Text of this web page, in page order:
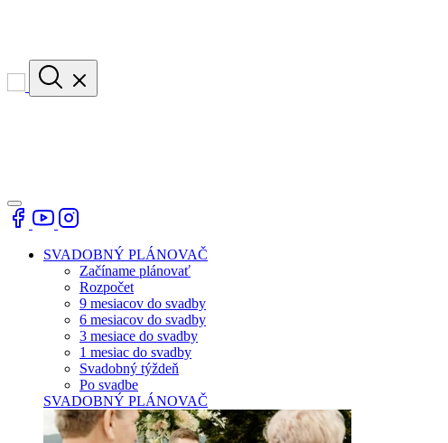
SVADOBNÝ PLÁNOVAČ
Začíname plánovať
Rozpočet
9 mesiacov do svadby
6 mesiacov do svadby
3 mesiace do svadby
1 mesiac do svadby
Svadobný týždeň
Po svadbe
SVADOBNÝ PLÁNOVAČ